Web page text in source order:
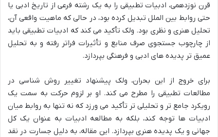
قرن نوزدهمی، ادبیات تطبیقی را به یک رشته فرعی از تاریخ ادبی یا
حتی روابط بین الملل تبدیل کرده بود، در حالی که ماهیت واقعی آن،
تحلیل هنری و نظری بود. ولک تأکید می کند که ادبیات تطبیقی باید
از چارچوب جستجوی صرف منابع و تأثیرات فراتر رفته و به تحلیل
عمیق تر پدیده های ادبی و فرهنگی بپردازد.
برای خروج از این بحران، ولک پیشنهاد تغییر روش شناسی در
مطالعات تطبیقی را مطرح می کند. او بر لزوم حرکت به سمت یک
رویکرد جامع تر و تحلیلی تر تأکید می ورزد که نه تنها به روابط میان
ادبیات ها توجه کند، بلکه به مطالعه ادبیات به عنوان یک کل
جهانی و یک پدیده هنری بپردازد. این مقاله، به دلیل جسارت در نقد